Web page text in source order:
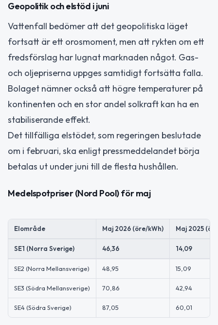
Geopolitik och elstöd i juni
Vattenfall bedömer att det geopolitiska läget
fortsatt är ett orosmoment, men att rykten om ett
fredsförslag har lugnat marknaden något. Gas-
och oljepriserna uppges samtidigt fortsätta falla.
Bolaget nämner också att högre temperaturer på
kontinenten och en stor andel solkraft kan ha en
stabiliserande effekt.
Det tillfälliga elstödet, som regeringen beslutade
om i februari, ska enligt pressmeddelandet börja
betalas ut under juni till de flesta hushållen.
Medelspotpriser (Nord Pool) för maj
Elområde Maj 2026 (öre/kWh) Maj 2025
SE1 (Norra Sverige) 46,36 14,09
SE2 (Norra Mellansverige) 48,95 15,09
SE3 (Södra Mellansverige) 70,86 42,94
SE4 (Södra Sverige) 87,05 60,01